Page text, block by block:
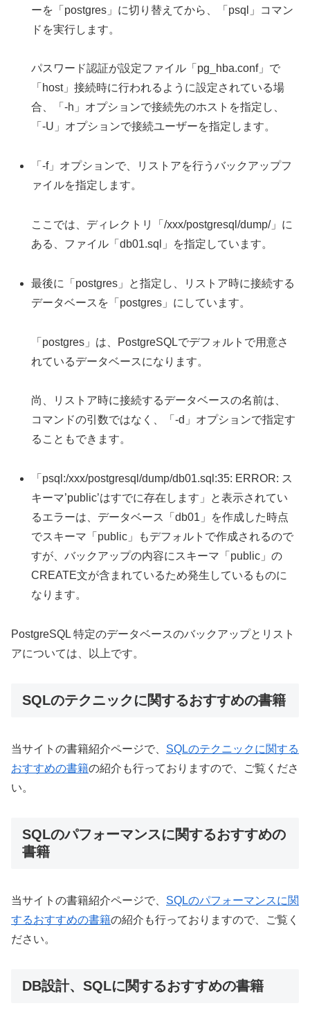
ーを「postgres」に切り替えてから、「psql」コマン
ドを実行します。
パスワード認証が設定ファイル「pg_hba.conf」で
「host」接続時に行われるように設定されている場
合、「-h」オプションで接続先のホストを指定し、
「-U」オプションで接続ユーザーを指定します。
「-f」オプションで、リストアを行うバックアップフ
ァイルを指定します。
ここでは、ディレクトリ「/xxx/postgresql/dump/」に
ある、ファイル「db01.sql」を指定しています。
最後に「postgres」と指定し、リストア時に接続する
データベースを「postgres」にしています。
「postgres」は、PostgreSQLでデフォルトで用意さ
れているデータベースになります。
尚、リストア時に接続するデータベースの名前は、
コマンドの引数ではなく、「-d」オプションで指定す
ることもできます。
「psql:/xxx/postgresql/dump/db01.sql:35: ERROR: ス
キーマ’public’はすでに存在します」と表示されてい
るエラーは、データベース「db01」を作成した時点
でスキーマ「public」もデフォルトで作成されるので
すが、バックアップの内容にスキーマ「public」の
CREATE文が含まれているため発生しているものに
なります。
PostgreSQL 特定のデータベースのバックアップとリスト
アについては、以上です。
SQLのテクニックに関するおすすめの書籍
当サイトの書籍紹介ページで、 SQLのテクニックに関する
おすすめの書籍の紹介も行っておりますので、ご覧くださ
い。
SQLのパフォーマンスに関するおすすめの
書籍
当サイトの書籍紹介ページで、 SQLのパフォーマンスに関
するおすすめの書籍の紹介も行っておりますので、ご覧く
ださい。
DB設計、SQLに関するおすすめの書籍